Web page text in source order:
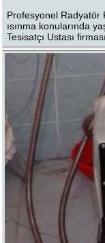
Profesyonel Radyatör
ısınma konularında
Tesisatçı Ustası